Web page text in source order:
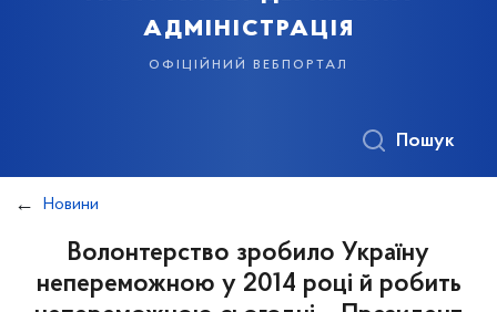
адміністрація
офіційний вебпортал
Пошук
Новини
Волонтерство зробило Україну
непереможною у 2014 році й робить